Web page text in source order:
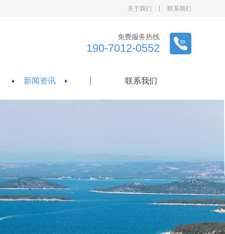
关于我们 联系我们
免费服务热线
190-7012-0552
新闻资讯 联系我们